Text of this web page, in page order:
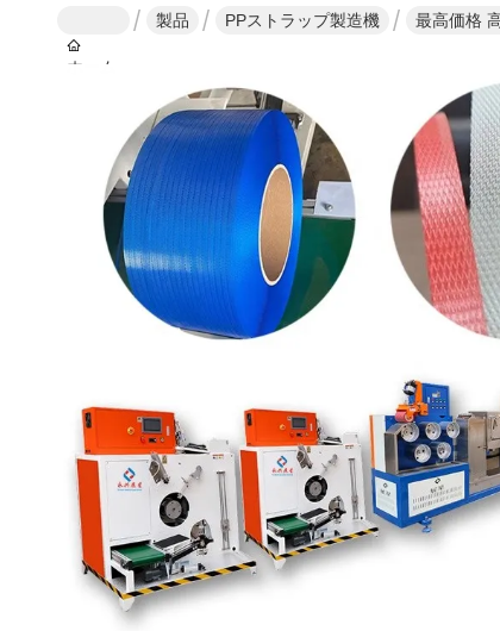
ホーム
製品 PPストラップ製造機 最高価格